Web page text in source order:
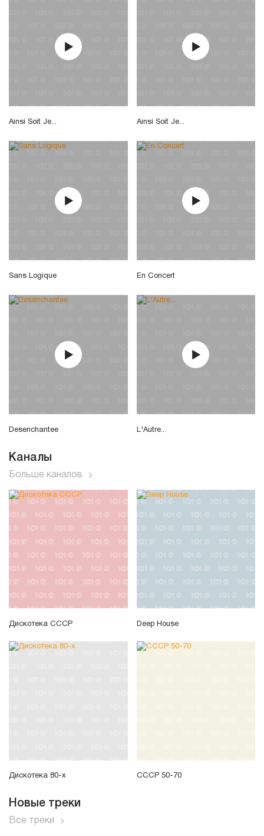
Ainsi Soit Je... Ainsi Soit Je...
Sans Logique En Concert
Desenchantee L'Autre...
Каналы
Больше каналов
Дискотека СССР Deep House
Дискотека 80-х СССР 50-70
Новые треки
Все треки